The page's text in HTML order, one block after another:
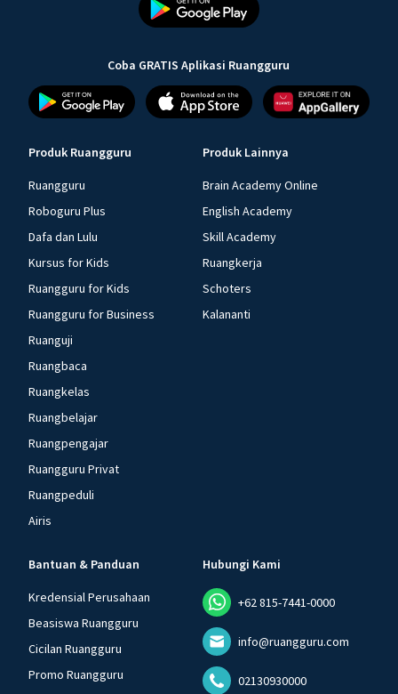
Coba GRATIS Aplikasi Ruangguru
Produk Ruangguru
Ruangguru
Roboguru Plus
Dafa dan Lulu
Kursus for Kids
Ruangguru for Kids
Ruangguru for Business
Ruanguji
Ruangbaca
Ruangkelas
Ruangbelajar
Ruangpengajar
Ruangguru Privat
Ruangpeduli
Airis
Produk Lainnya
Brain Academy Online
English Academy
Skill Academy
Ruangkerja
Schoters
Kalananti
Bantuan & Panduan
Kredensial Perusahaan
Beasiswa Ruangguru
Cicilan Ruangguru
Promo Ruangguru
Hubungi Kami
+62 815-7441-0000
info@ruangguru.com
02130930000